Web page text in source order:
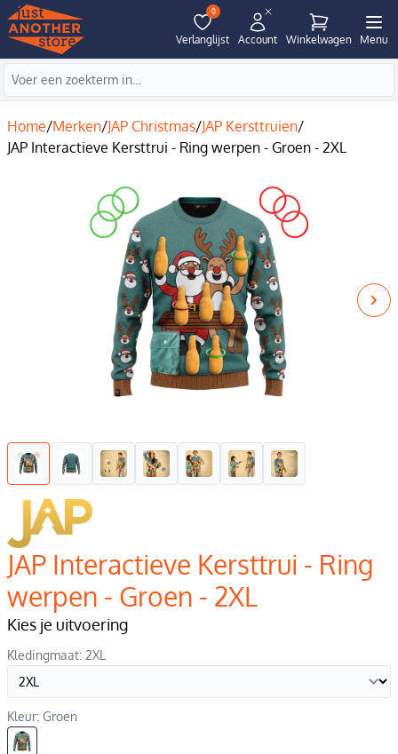
0
Verlanglijst Account Winkelwagen Menu
Home/Merken/JAP Christmas/JAP Kersttruien/
JAP Interactieve Kersttrui - Ring werpen - Groen - 2XL
JAP Interactieve Kersttrui - Ring
werpen - Groen - 2XL
Kies je uitvoering
Kledingmaat: 2XL
Kleur: Groen